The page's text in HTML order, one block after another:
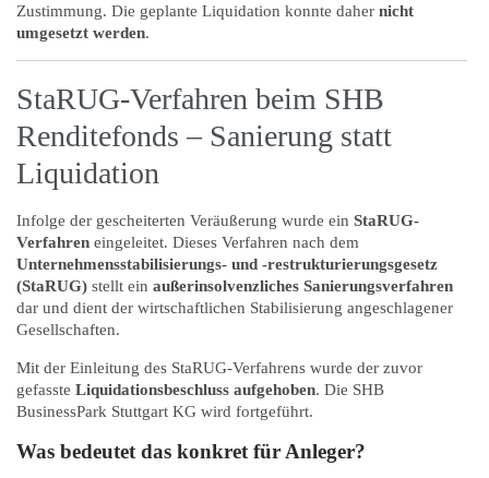
Zustimmung. Die geplante Liquidation konnte daher nicht
umgesetzt werden.
StaRUG-Verfahren beim SHB
Renditefonds – Sanierung statt
Liquidation
Infolge der gescheiterten Veräußerung wurde ein StaRUG-
Verfahren eingeleitet. Dieses Verfahren nach dem
Unternehmensstabilisierungs- und -restrukturierungsgesetz
(StaRUG) stellt ein außerinsolvenzliches Sanierungsverfahren
dar und dient der wirtschaftlichen Stabilisierung angeschlagener
Gesellschaften.
Mit der Einleitung des StaRUG-Verfahrens wurde der zuvor
gefasste Liquidationsbeschluss aufgehoben. Die SHB
BusinessPark Stuttgart KG wird fortgeführt.
Was bedeutet das konkret für Anleger?